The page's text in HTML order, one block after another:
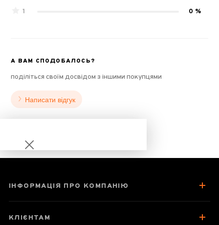
1
0 %
А ВАМ СПОДОБАЛОСЬ?
поділіться своїм досвідом з іншими покупцями
Написати відгук
Іу Шен Ча «Шен
ІНФОРМАЦІЯ ПРО КОМПАНІЮ
КЛІЄНТАМ